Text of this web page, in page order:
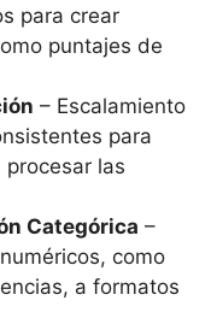
para crear
puntajes de
– Escalamiento
para
las
Categórica –
como
a formatos